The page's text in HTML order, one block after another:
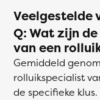
Veelgestelde
Q: Wat zijn
van een
Gemiddeld
rolluikspecialist
de specifieke